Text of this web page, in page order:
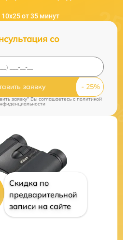
от 35 минут
со
заявку
заявку" Вы соглашаетесь cполитикой
Скидка по
предварительной
записи на сайте